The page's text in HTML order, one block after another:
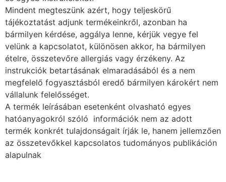
Mindent megteszünk azért, hogy teljeskörű
tájékoztatást adjunk termékeinkről, azonban ha
bármilyen kérdése, aggálya lenne, kérjük vegye fel
velünk a kapcsolatot, különösen akkor, ha bármilyen
ételre, összetevőre allergiás vagy érzékeny. Az
instrukciók betartásának elmaradásából és a nem
megfelelő fogyasztásból eredő bármilyen károkért nem
vállalunk felelősséget.
A termék leírásában esetenként olvasható egyes
hatóanyagokról szóló információk nem az adott
termék konkrét tulajdonságait írják le, hanem jellemzően
az összetevőkkel kapcsolatos tudományos publikáción
alapulnak